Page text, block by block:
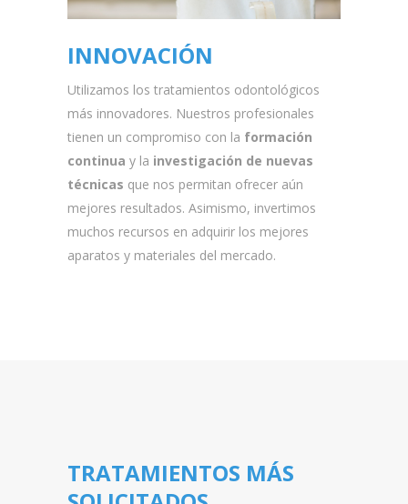
INNOVACIÓN
Utilizamos los tratamientos odontológicos
más innovadores. Nuestros profesionales
tienen un compromiso con la formación
continua y la investigación de nuevas
técnicas que nos permitan ofrecer aún
mejores resultados. Asimismo, invertimos
muchos recursos en adquirir los mejores
aparatos y materiales del mercado.
TRATAMIENTOS MÁS